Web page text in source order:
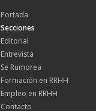
Portada
Secciones
Editorial
Entrevista
Se Rumorea
Formación en RRHH
Empleo en RRHH
Contacto